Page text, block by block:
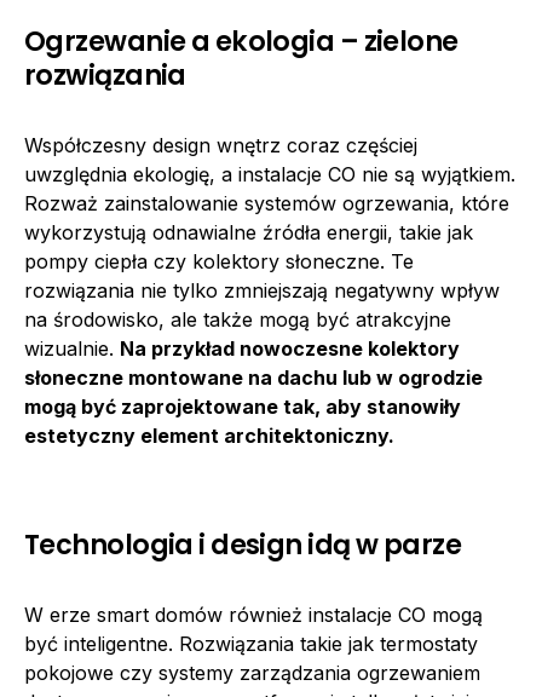
Ogrzewanie a ekologia – zielone
rozwiązania
Współczesny design wnętrz coraz częściej
uwzględnia ekologię, a instalacje CO nie są wyjątkiem.
Rozważ zainstalowanie systemów ogrzewania, które
wykorzystują odnawialne źródła energii, takie jak
pompy ciepła czy kolektory słoneczne. Te
rozwiązania nie tylko zmniejszają negatywny wpływ
na środowisko, ale także mogą być atrakcyjne
wizualnie. Na przykład nowoczesne kolektory
słoneczne montowane na dachu lub w ogrodzie
mogą być zaprojektowane tak, aby stanowiły
estetyczny element architektoniczny.
Technologia i design idą w parze
W erze smart domów również instalacje CO mogą
być inteligentne. Rozwiązania takie jak termostaty
pokojowe czy systemy zarządzania ogrzewaniem